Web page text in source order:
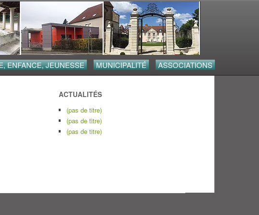
ENFANCE, JEUNESSE MUNICIPALITÉ ASSOCIATIONS
ACTUALITÉS
(pas de titre)
(pas de titre)
(pas de titre)